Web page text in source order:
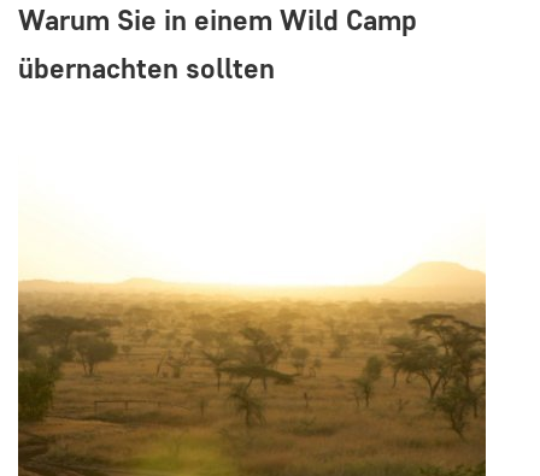
Warum Sie in einem Wild Camp
übernachten sollten